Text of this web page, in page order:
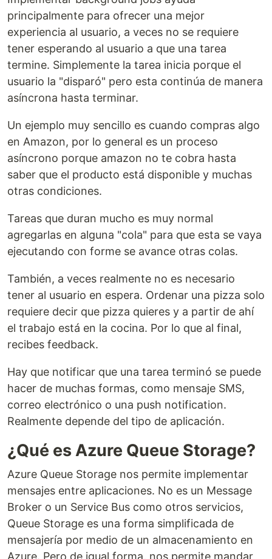
principalmente para ofrecer una mejor
experiencia al usuario, a veces no se requiere
tener esperando al usuario a que una tarea
termine. Simplemente la tarea inicia porque el
usuario la "disparó" pero esta continúa de manera
asíncrona hasta terminar.
Un ejemplo muy sencillo es cuando compras algo
en Amazon, por lo general es un proceso
asíncrono porque amazon no te cobra hasta
saber que el producto está disponible y muchas
otras condiciones.
Tareas que duran mucho es muy normal
agregarlas en alguna "cola" para que esta se vaya
ejecutando con forme se avance otras colas.
También, a veces realmente no es necesario
tener al usuario en espera. Ordenar una pizza solo
requiere decir que pizza quieres y a partir de ahí
el trabajo está en la cocina. Por lo que al final,
recibes feedback.
Hay que notificar que una tarea terminó se puede
hacer de muchas formas, como mensaje SMS,
correo electrónico o una push notification.
Realmente depende del tipo de aplicación.
¿Qué es Azure Queue Storage?
Azure Queue Storage nos permite implementar
mensajes entre aplicaciones. No es un Message
Broker o un Service Bus como otros servicios,
Queue Storage es una forma simplificada de
mensajería por medio de un almacenamiento en
Azure. Pero de igual forma, nos permite mandar